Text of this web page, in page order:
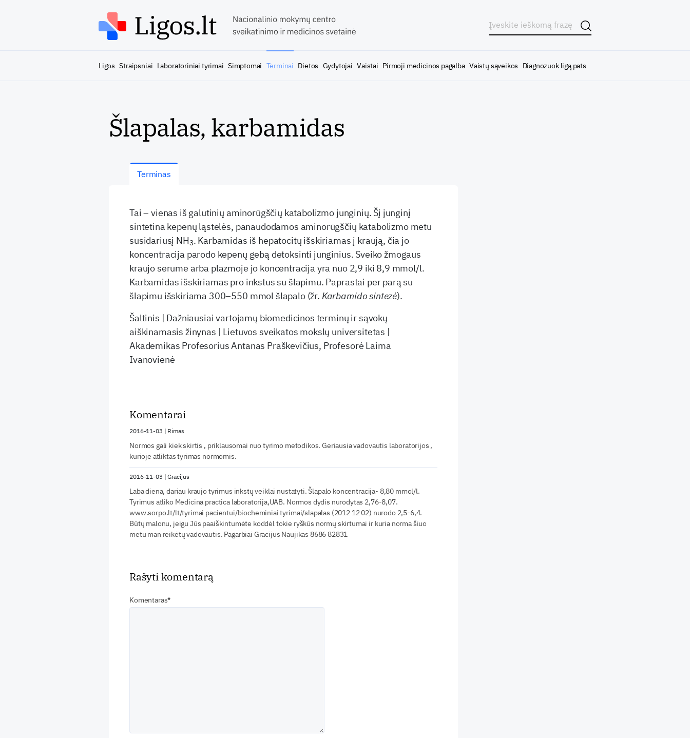
Ligos Straipsniai Laboratoriniai tyrimai Simptomai Terminai Dietos Gydytojai Vaistai Pirmoji medicinos pagalba Vaistų sąveikos Diagnozuok ligą pats
Šlapalas, karbamidas
Terminas
Tai – vienas iš galutinių aminorūgščių katabolizmo junginių. Šį junginį
sintetina kepenų ląstelės, panaudodamos aminorūgščių katabolizmo metu
susidariusį NH3. Karbamidas iš hepatocitų išskiriamas į kraują, čia jo
koncentracija parodo kepenų gebą detoksinti junginius. Sveiko žmogaus
kraujo serume arba plazmoje jo koncentracija yra nuo 2,9 iki 8,9 mmol/l.
Karbamidas išskiriamas pro inkstus su šlapimu. Paprastai per parą su
šlapimu išskiriama 300–550 mmol šlapalo (žr. Karbamido sintezė).
Šaltinis | Dažniausiai vartojamų biomedicinos terminų ir sąvokų
aiškinamasis žinynas | Lietuvos sveikatos mokslų universitetas |
Akademikas Profesorius Antanas Praškevičius, Profesorė Laima
Ivanovienė
Komentarai
2016-11-03 | Rimas
Normos gali kiek skirtis , priklausomai nuo tyrimo metodikos. Geriausia vadovautis laboratorijos ,
kurioje atliktas tyrimas normomis.
2016-11-03 |Gracijus
Laba diena, dariau kraujo tyrimus inkstų veiklai nustatyti. Šlapalo koncentracija- 8,80 mmol/l.
Tyrimus atliko Medicina practica laboratorija,UAB. Normos dydis nurodytas 2,76-8,07.
www.sorpo.lt/lt/tyrimai pacientui/biocheminiai tyrimai/slapalas (2012 12 02) nurodo 2,5-6,4.
Būtų malonu, jeigu Jūs paaiškintumėte koddėl tokie ryškūs normų skirtumai ir kuria norma šiuo
metu man reikėtų vadovautis. Pagarbiai Gracijus Naujikas 8686 82831
Rašyti komentarą
Komentaras